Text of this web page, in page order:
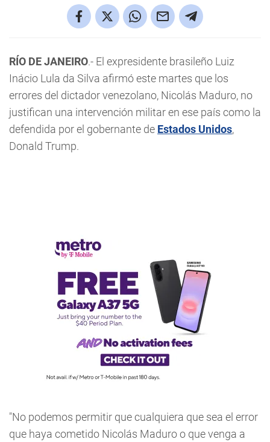
RÍO DE JANEIRO.- El expresidente brasileño Luiz
Inácio Lula da Silva afirmó este martes que los
errores del dictador venezolano, Nicolás Maduro, no
justifican una intervención militar en ese país como la
defendida por el gobernante de Estados Unidos,
Donald Trump.
"No podemos permitir que cualquiera que sea el error
que haya cometido Nicolás Maduro o que venga a